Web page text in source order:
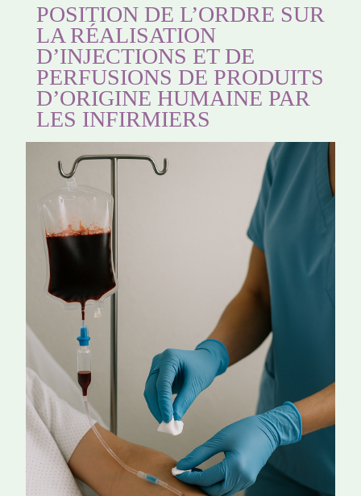
POSITION DE L’ORDRE SUR
LA RÉALISATION
D’INJECTIONS ET DE
PERFUSIONS DE PRODUITS
D’ORIGINE HUMAINE PAR
LES INFIRMIERS